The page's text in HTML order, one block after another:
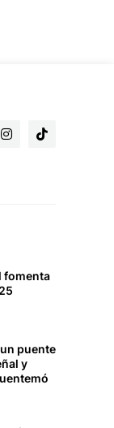
fomenta
puente
y